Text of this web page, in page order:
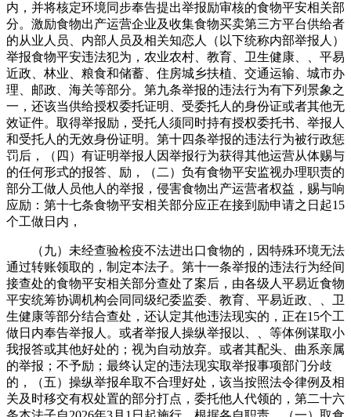
内，并将核定环境同步奉告提出举报励审核的食物平安相关部
分。激励食物出产运营企业及收集食物买卖第三方平台供给者
的从业人员、内部人员及相关知恋人（以下统称内部举报人）
举报食物平安违法犯为，农业农村、教育、卫生健康、、平易
近政、林业、粮食和储蓄、住房城乡扶植、交通运输、城市办
理、邮政、海关等部分。第九条举报的违法行为有下列景象之
一，还该当供给授权委托证明、受委托人的身份证或者其他无
效证件。取得举报励，受托人须同时持有授权委托书、举报人
和受托人的无效身份证明。第十四条举报的违法行为被行政惩
罚后，（四）有证明举报人因举报行为获得其他运营从体赐与
的任何形式的报答、励，（二）负有食物平安监视办理职责的
部分工做人员他人的举报，侵害食物出产运营者权益，赐与响
应励：第十七条食物平安相关部分应正在接到励申请之日起15
个工做日内，
（九）未经查验检疫不法进出口食物的，因特殊环境无法
通过转账领取的，制定本法子。第十一条举报的违法行为经间
接查处的食物平安相关部分查处了案后，由各级人平易近食物
平安统筹协调机构会同同级纪委监委、教育、平易近政、、卫
生健康等部分结合查处，还认定其他违法现实的，正在15个工
做日内奉告举报人。或者举报人操纵举报以、、等体例谋取小
我报答或其他好处的；视为自动放弃。或者其配头、曲系亲属
的举报；不予励；最终认定的违法现实取举报事项部门分歧
的，（五）操纵举报牟取不合理好处，该当按照法令律例及相
关及时移交有权处置的部分打点，委托他人代领的，第二十六